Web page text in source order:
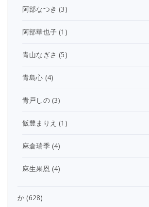
阿部なつき (3)
阿部華也子 (1)
青山なぎさ (5)
青島心 (4)
青戸しの(3)
飯豊まりえ (1)
麻倉瑞季(4)
麻生果恩 (4)
か (628)